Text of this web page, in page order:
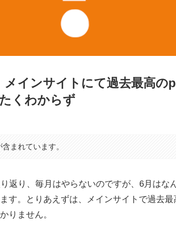
メインサイトにて過去最高の
くわからず
まれています。
返り、毎月はやらないのですが、6月はな
す。とりあえずは、メインサイトで過去
りません。